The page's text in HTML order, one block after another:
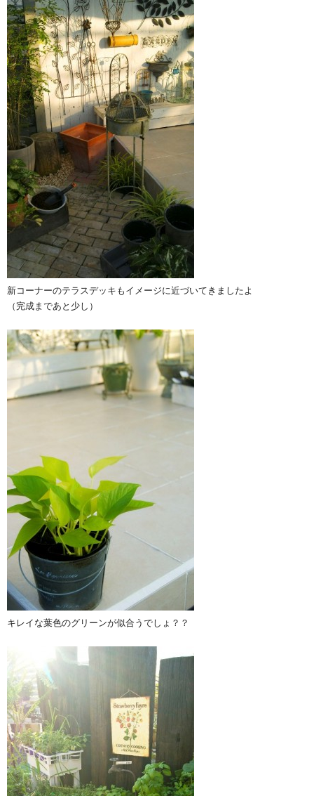
新コーナーのテラスデッキもイメージに近づいてきましたよ
（完成まであと少し）
キレイな葉色のグリーンが似合うでしょ？？